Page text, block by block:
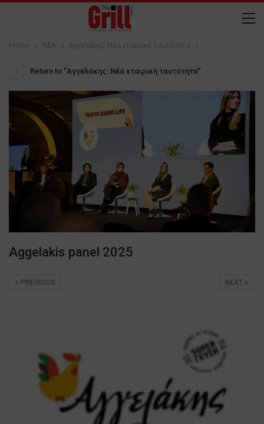
Home NEA Αγγελάκης: Νέα εταιρική ταυτότητα
Return to "Αγγελάκης: Νέα εταιρική ταυτότητα"
Aggelakis panel 2025
NEXT
PREVIOUS